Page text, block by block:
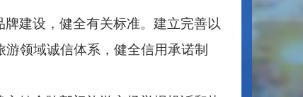
建设，健全有关标准。建立完善以
领域诚信体系，健全信用承诺制